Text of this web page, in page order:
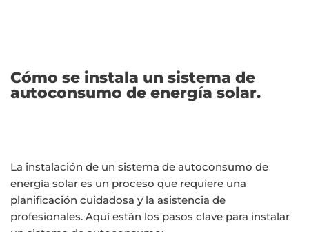
Cómo se instala un sistema de
autoconsumo de energía solar.
La instalación de un sistema de autoconsumo de
energía solar es un proceso que requiere una
planificación cuidadosa y la asistencia de
profesionales. Aquí están los pasos clave para instalar